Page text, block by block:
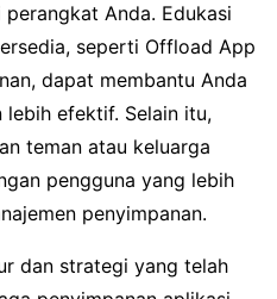
Anda. Edukasi
seperti Offload App
dapat membantu Anda
lebih efektif. Selain itu,
teman atau keluarga
pengguna yang lebih
penyimpanan.
dan strategi yang telah